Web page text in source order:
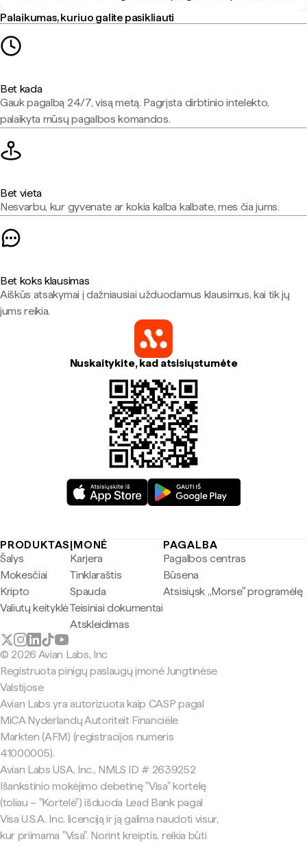
Palaikumas, kuriuo galite pasikliauti
Bet kada
Gauk pagalbą 24/7, visą metą. Pagrįsta dirbtinio intelekto,
palaikyta mūsų pagalbos komandos.
Bet vieta
Nesvarbu, kur gyvenate ar kokia kalba kalbate, mes čia jums.
Bet koks klausimas
Aiškūs atsakymai į dažniausiai užduodamus klausimus, kai tik jų
jums reikia.
Nuskaitykite, kad atsisiųstumėte
PRODUKTAS
Šalys
Mokesčiai
Kripto
Valiutų keityklė
ĮMONĖ
Karjera
Tinklaraštis
Spauda
Teisiniai dokumentai
Atskleidimas
PAGALBA
Pagalbos centras
Būsena
Atsisiųsk „Morse" programėlę
© 2026 Avian Labs, Inc
Registruota pinigų paslaugų įmonė Jungtinėse
Valstijose
Avian Labs yra autorizuota kaip CASP pagal
MiCA Nyderlandų Autoriteit Financiële
Markten (AFM) (registracijos numeris
41000005).
Avian Labs USA, Inc., NMLS ID # 2639252
Išankstinio mokėjimo debetinę "Visa" kortelę
(toliau – "Kortelė") išduoda Lead Bank pagal
Visa U.S.A. Inc. licenciją ir ją galima naudoti visur,
kur priimama "Visa". Norint kreiptis, reikia būti